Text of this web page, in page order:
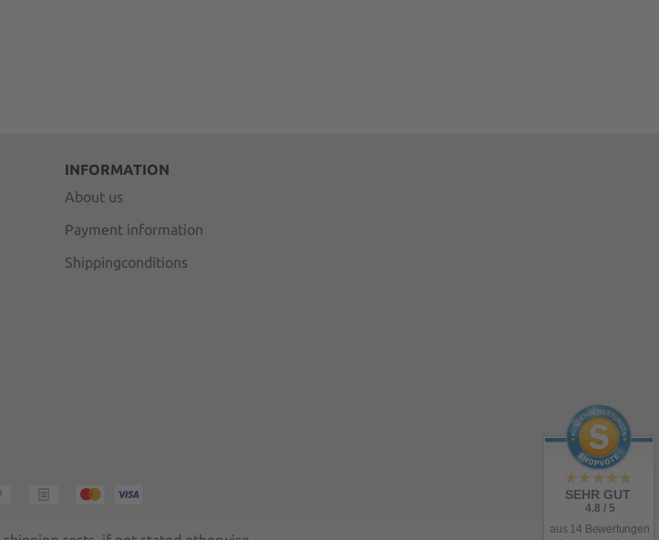
INFORMATION
About us
Payment information
Shippingconditions
SEHR GUT
4.8 / 5
aus 14 Bewertungen